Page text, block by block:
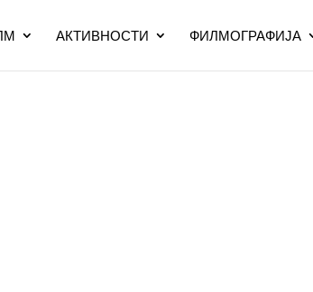
АКТИВНОСТИ ФИЛМОГРАФИЈА